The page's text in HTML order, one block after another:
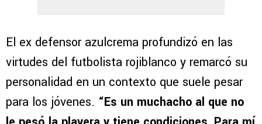
El ex defensor azulcrema profundizó en las
virtudes del futbolista rojiblanco y remarcó su
personalidad en un contexto que suele pesar
para los jóvenes. “Es un muchacho al que no